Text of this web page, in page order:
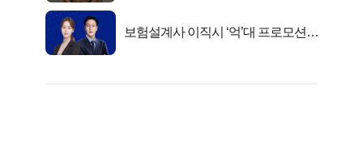
보험설계사 이직시 ‘억’대 프로모션!